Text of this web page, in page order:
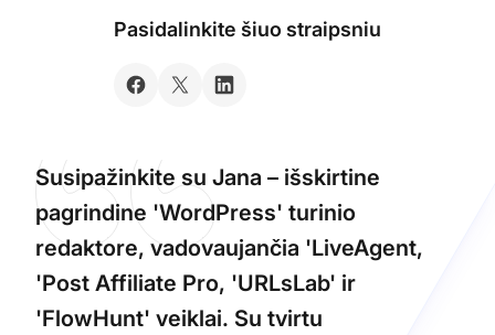
Pasidalinkite šiuo straipsniu
Susipažinkite su Jana – išskirtine
pagrindine 'WordPress' turinio
redaktore, vadovaujančia 'LiveAgent,
'Post Affiliate Pro, 'URLsLab' ir
'FlowHunt' veiklai. Su tvirtu